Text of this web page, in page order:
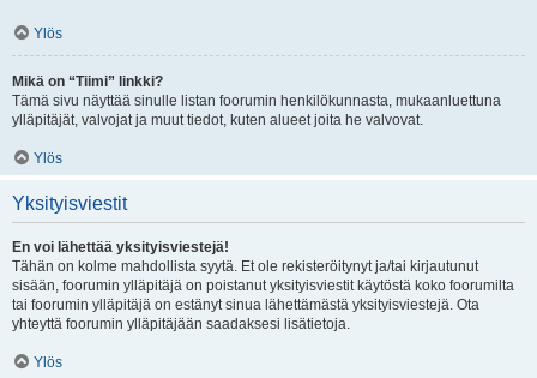
Ylös
Mikä on “Tiimi” linkki?
Tämä sivu näyttää sinulle listan foorumin henkilökunnasta, mukaanluettuna
ylläpitäjät, valvojat ja muut tiedot, kuten alueet joita he valvovat.
Ylös
Yksityisviestit
En voi lähettää yksityisviestejä!
Tähän on kolme mahdollista syytä. Et ole rekisteröitynyt ja/tai kirjautunut
sisään, foorumin ylläpitäjä on poistanut yksityisviestit käytöstä koko foorumilta
tai foorumin ylläpitäjä on estänyt sinua lähettämästä yksityisviestejä. Ota
yhteyttä foorumin ylläpitäjään saadaksesi lisätietoja.
Ylös